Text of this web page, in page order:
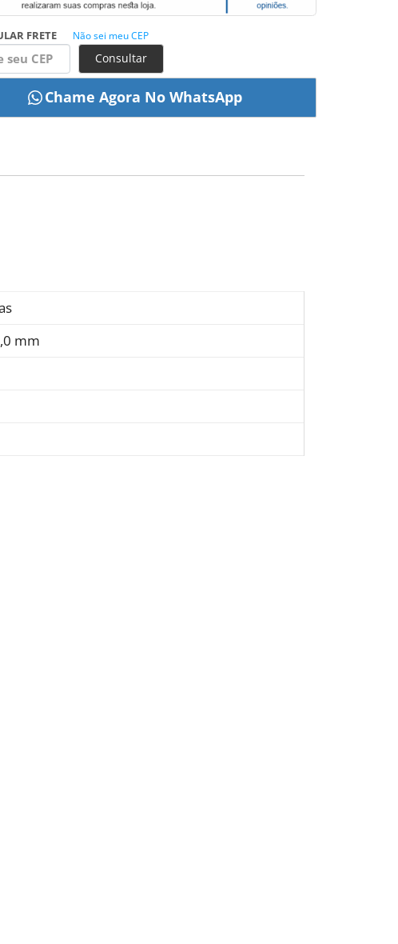
FRETE Não sei meu CEP
Consultar
mm